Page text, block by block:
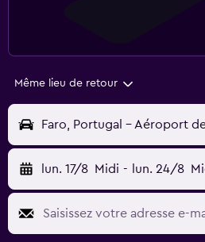
Même lieu de retour
Faro, Portugal - Aéroport
lun. 17/8 Midi - lun. 24/8